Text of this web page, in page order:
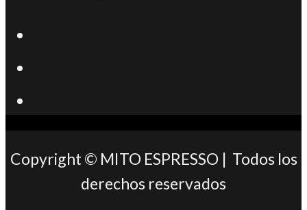
una
pestaña
en
nueva
Copyright © MITO ESPRESSO | Todos los
derechos reservados